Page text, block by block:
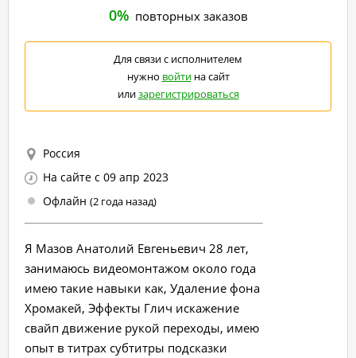
0% повторных заказов
Для связи с исполнителем
нужно войтина сайт
илизарегистрироваться
Россия
На сайте с 09 апр 2023
Офлайн (2 года назад)
Я Мазов Анатолий Евгеньевич 28 лет,
занимаюсь видеомонтажом около года
имею такие навыки как, Удаление фона
Хромакей, Эффекты Глич искажение
свайп движение рукой переходы, имею
опыт в титрах субтитры подсказки